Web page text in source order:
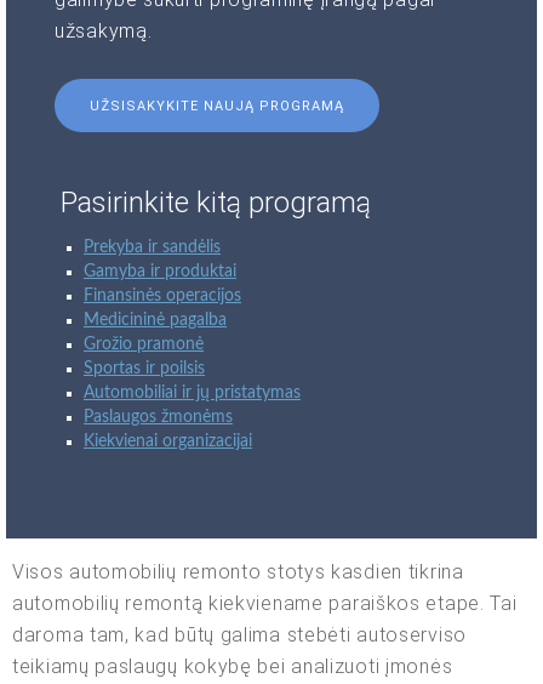
užsakymą.
UŽSISAKYKITE NAUJĄ PROGRAMĄ
Pasirinkite kitą programą
Prekyba ir sandėlis
Gamyba ir produktai
Finansinės operacijos
Medicininė pagalba
Grožio pramonė
Sportas ir poilsis
Automobiliai ir jų pristatymas
Paslaugos žmonėms
Kiekvienai organizacijai
Visos automobilių remonto stotys kasdien tikrina
automobilių remontą kiekviename paraiškos etape. Tai
daroma tam, kad būtų galima stebėti autoserviso
teikiamų paslaugų kokybę bei analizuoti įmonės